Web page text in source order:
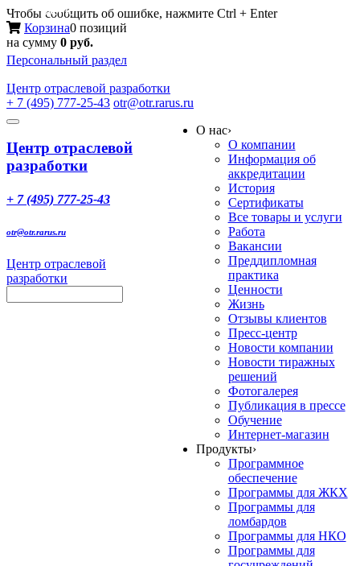
Чтобы сообщить об ошибке, нажмите Ctrl + Enter
Корзина0 позиций
на сумму 0 руб.
Персональный раздел
Центр отраслевой разработки
+ 7 (495) 777-25-43 otr@otr.rarus.ru
Toggle
Меню
Центр отраслевой
разработки
+ 7 (495) 777-25-43
otr@otr.rarus.ru
Центр отраслевой
разработки
О нас›
О компании
Информация об
аккредитации
История
Сертификаты
Все товары и услуги
Работа
Вакансии
Преддипломная
практика
Ценности
Жизнь
Отзывы клиентов
Пресс-центр
Новости компании
Новости тиражных
решений
Фотогалерея
Публикация в прессе
Обучение
Интернет-магазин
Продукты›
Программное
обеспечение
Программы для ЖКХ
Программы для
ломбардов
Программы для НКО
Программы для